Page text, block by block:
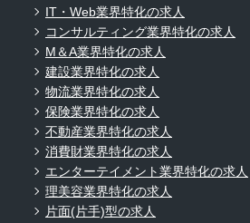
IT・Web業界特化の求人
コンサルティング業界特化の求人
M＆A業界特化の求人
建設業界特化の求人
物流業界特化の求人
保険業界特化の求人
不動産業界特化の求人
消費財業界特化の求人
エンターテイメント業界特化の求人
理美容業界特化の求人
片面(片手)型の求人